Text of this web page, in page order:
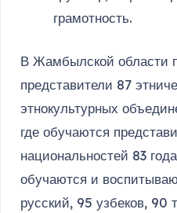
грамотность.
В Жамбылской области
представители 87
этнокультурных
где обучаются
национальностей 83
обучаются и
русский, 95 узбеков, 90